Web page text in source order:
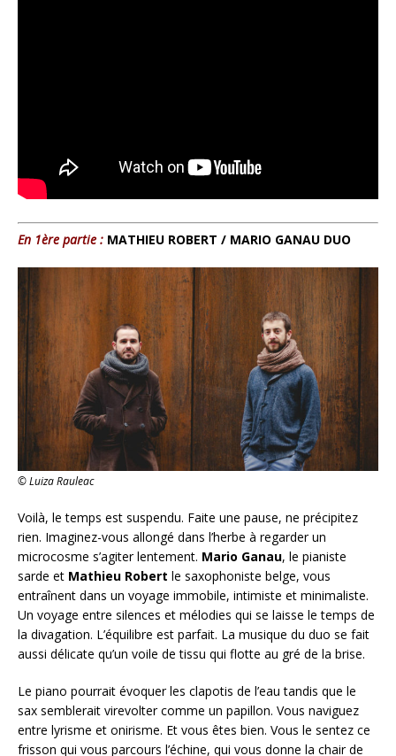
En 1ère partie : MATHIEU ROBERT / MARIO GANAU DUO
© Luiza Rauleac
Voilà, le temps est suspendu. Faite une pause, ne précipitez
rien. Imaginez-vous allongé dans l’herbe à regarder un
microcosme s’agiter lentement. Mario Ganau, le pianiste
sarde et Mathieu Robert le saxophoniste belge, vous
entraînent dans un voyage immobile, intimiste et minimaliste.
Un voyage entre silences et mélodies qui se laisse le temps de
la divagation. L’équilibre est parfait. La musique du duo se fait
aussi délicate qu’un voile de tissu qui flotte au gré de la brise.
Le piano pourrait évoquer les clapotis de l’eau tandis que le
sax semblerait virevolter comme un papillon. Vous naviguez
entre lyrisme et onirisme. Et vous êtes bien. Vous le sentez ce
frisson qui vous parcours l’échine, qui vous donne la chair de